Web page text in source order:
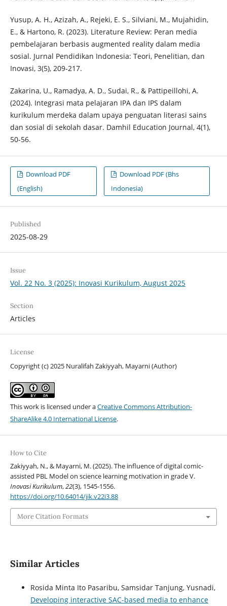
Yusup, A. H., Azizah, A., Rejeki, E. S., Silviani, M., Mujahidin,
E., & Hartono, R. (2023). Literature Review: Peran media
pembelajaran berbasis augmented reality dalam media
sosial. Jurnal Pendidikan Indonesia: Teori, Penelitian, dan
Inovasi, 3(5), 209-217.
Zakarina, U., Ramadya, A. D., Sudai, R., & Pattipeillohi, A.
(2024). Integrasi mata pelajaran IPA dan IPS dalam
kurikulum merdeka dalam upaya penguatan literasi sains
dan sosial di sekolah dasar. Damhil Education Journal, 4(1),
50-56.
Download PDF
(English)
Download PDF (Bhs
Indonesia)
Published
2025-08-29
Issue
Vol. 22 No. 3 (2025): Inovasi Kurikulum, August 2025
Section
Articles
License
Copyright (c) 2025 Nuralifah Zakiyyah, Mayarni (Author)
This work is licensed under aCreative Commons Attribution-
ShareAlike 4.0 International License.
How to Cite
Zakiyyah, N., & Mayarni, M. (2025). The influence of digital comic-
assisted PBL Model on science learning motivation in grade V.
Inovasi Kurikulum,22(3), 1545-1556.
https://doi.org/10.64014/jik.v22i3.88
More Citation Formats
Similar Articles
Rosida Minta Ito Pasaribu, Samsidar Tanjung, Yusnadi,
Developing interactive SAC-based media to enhance